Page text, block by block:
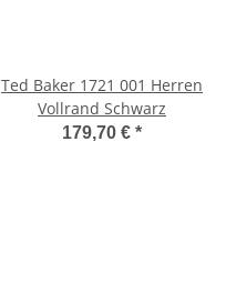
Ted Baker 1721 001 Herren
Vollrand Schwarz
179,70 € *